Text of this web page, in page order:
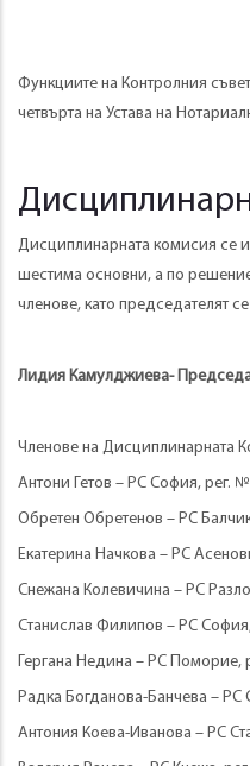
Функциите на Контролния
четвърта на Устава на
Дисциплинарната комисия се
шестима основни, а по
членове, като председателят
Лидия Камулджиева-
Членове на Дисциплинарната
Антони Гетов – РС София, рег. №
Обретен Обретенов – РС
Екатерина Начкова – РС
Снежана Колевичина – РС
Станислав Филипов – РС
Гергана Недина – РС Поморие,
Радка Богданова-Банчева – РС
Антония Коева-Иванова – РС